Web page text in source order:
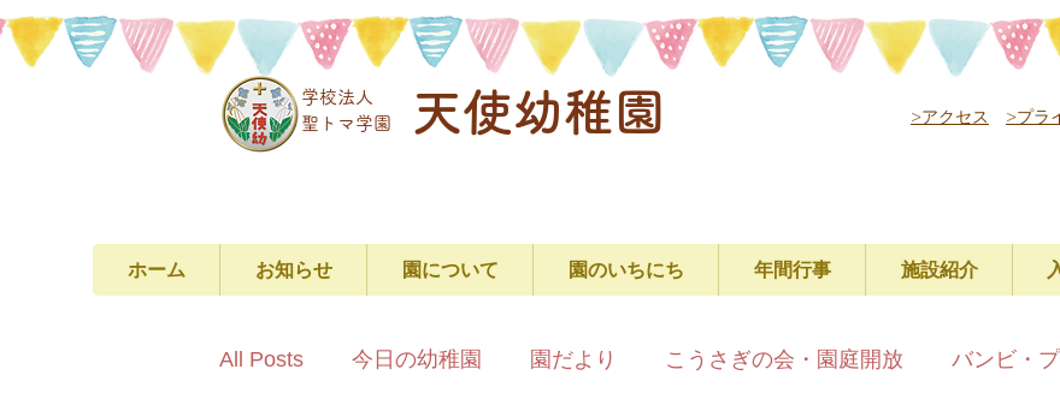
学校法人
​聖トマ学園
天使幼稚園 >アクセス >プラ
ホーム お知らせ 園について 園のいちにち 年間行事 施設紹介
All Posts 今日の幼稚園 園だより こうさぎの会・園庭開放 バンビ・